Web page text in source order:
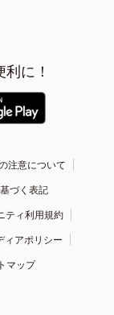
に！
注意について
づく表記
ティ利用規約
ィアポリシー
マップ